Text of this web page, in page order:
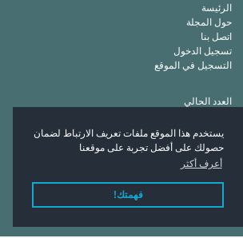
يستخدم هذا الموقع ملفات تعريف الارتباط لضمان
حصولك على أفضل تجربة على موقعنا
أعرف أكثر
فهمتك!
الرئيسة
حول المجلة
اتصل بنا
تسجيل الدخول
التسجيل في الموقع
العدد الحالي
قائمة الكلمات الرئيسة
قائمة المؤلفين